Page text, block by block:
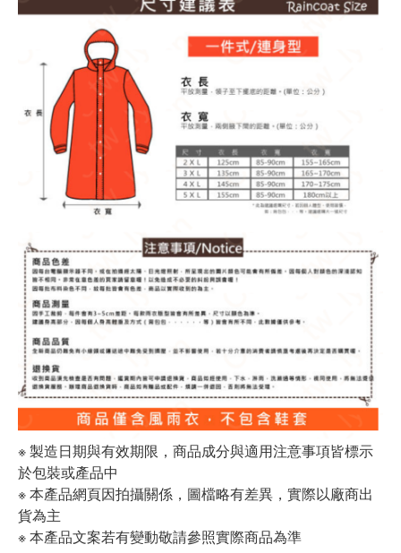
※ 製造日期與有效期限，商品成分與適用注意事項皆標示
於包裝或產品中
※ 本產品網頁因拍攝關係，圖檔略有差異，實際以廠商出
貨為主
※ 本產品文案若有變動敬請參照實際商品為準